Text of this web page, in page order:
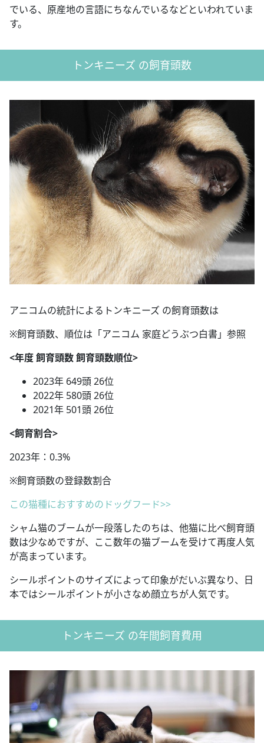
でいる、原産地の言語にちなんでいるなどといわれていま
す。
トンキニーズ の飼育頭数
アニコムの統計によるトンキニーズ の飼育頭数は
※飼育頭数、順位は「アニコム 家庭どうぶつ白書」参照
<年度 飼育頭数 飼育頭数順位>
2023年 649頭 26位
2022年 580頭 26位
2021年 501頭 26位
<飼育割合>
2023年：0.3%
※飼育頭数の登録数割合
この猫種におすすめのドッグフード>>
シャム猫のブームが一段落したのちは、他猫に比べ飼育頭
数は少なめですが、ここ数年の猫ブームを受けて再度人気
が高まっています。
シールポイントのサイズによって印象がだいぶ異なり、日
本ではシールポイントが小さなめ顔立ちが人気です。
トンキニーズ の年間飼育費用